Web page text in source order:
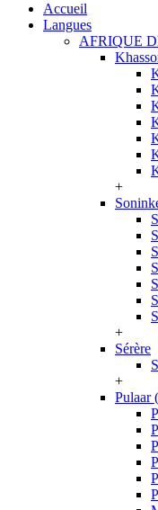
Accueil
Langues
AFRIQUE
+
+
Sérère
+
Pulaar